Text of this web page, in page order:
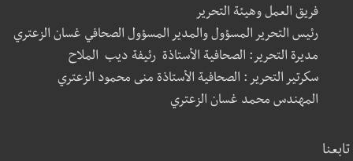
فريق العمل وهيئة التحرير
رئيس التحرير المسؤول والمدير المسؤول الصحافي غسان الزعتري
مديرة التحرير: الصحافية الأستاذة رئيفة ديب الملاح
سكرتير التحرير : الصحافية الأستاذة منى محمود الزعتري
المهندس محمد غسان الزعتري
تابعنا